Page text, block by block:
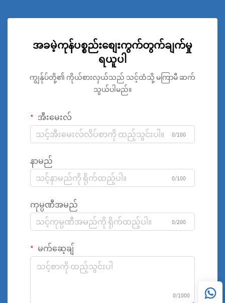
အခမဲ့ကုန်ပစ္စည်းစျေးကွက်တွက်ချက်မှု
ရယူပါ
ကျွန်ုပ်တို့၏ ကိုယ်စားလှယ်သည် သင့်ထံသို့ မကြာမီ ဆက်
သွယ်ပါမည်။
အီးမေးလ်
0/100
နာမည်
0/100
ကုမ္ပဏီအမည်
0/200
မက်ဆေ့ချ်
0/1000